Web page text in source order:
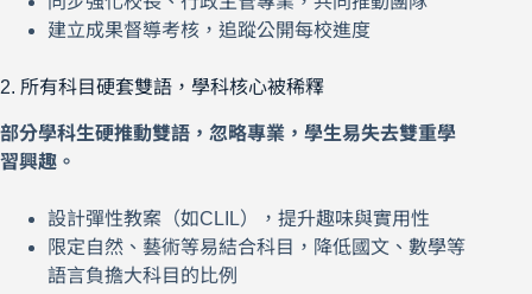
建立成果督導考核，追蹤公開每校進度
2. 所有科目硬套雙語，學科核心被稀釋
部分學科生硬推動雙語，忽略專業，學生易失去雙重學
習興趣。
設計彈性教案（如CLIL），提升趣味與實用性
限定自然、藝術等易結合科目，降低國文、數學等
語言負擔大科目的比例